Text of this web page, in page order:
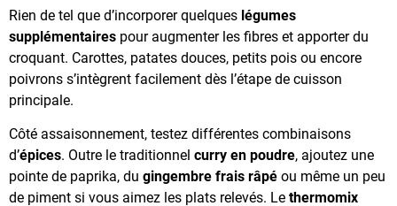
Rien de tel que d’incorporer quelques légumes
supplémentaires pour augmenter les fibres et apporter du
croquant. Carottes, patates douces, petits pois ou encore
poivrons s’intègrent facilement dès l’étape de cuisson
principale.
Côté assaisonnement, testez différentes combinaisons
d’épices. Outre le traditionnel curry en poudre, ajoutez une
pointe de paprika, du gingembre frais râpé ou même un peu
de piment si vous aimez les plats relevés. Le thermomix